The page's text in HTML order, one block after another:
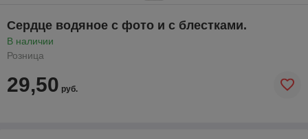
Сердце водяное с фото и с блестками.
В наличии
Розница
29,50 руб.